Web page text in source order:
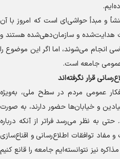
و مبدأ حواشی‌ای است که امروز با آن
هدایت‌شده و سازمان‌دهی‌شده هستند و
می‌شوند، اما اگر این موضوع را
عمومی جامعه است.
قرار نگرفته‌اند
عمومی مردم در سطح ملی، به‌ویژه
و خیابان‌ها حضور دارند، به صورت
حتی به نظر می‌رسد فراتر از آنکه درباره
مفاد توافقات اطلاع‌رسانی و اقناع‌سازی
نیز نتوانسته‌ایم جامعه را قانع کنیم